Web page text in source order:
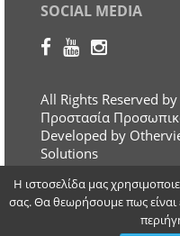
SOCIAL MEDIA
All Rights Reserved
Προστασία
Developed by
Solutions
Η ιστοσελίδα μας
σας. Θα θεωρήσουμε πως είναι